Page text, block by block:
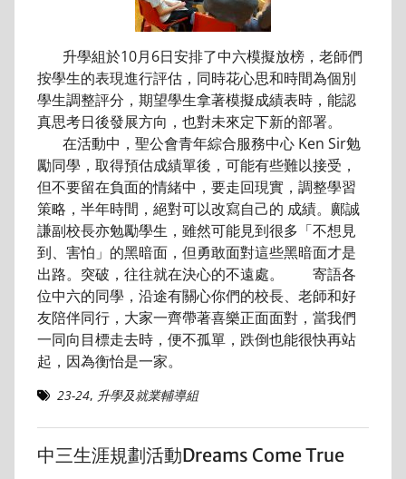
升學組於10月6日安排了中六模擬放榜，老師們
按學生的表現進行評估，同時花心思和時間為個別
學生調整評分，期望學生拿著模擬成績表時，能認
真思考日後發展方向，也對未來定下新的部署。
在活動中，聖公會青年綜合服務中心 Ken Sir勉
勵同學，取得預估成績單後，可能有些難以接受，
但不要留在負面的情緒中，要走回現實，調整學習
策略，半年時間，絕對可以改寫自己的 成績。鄺誠
謙副校長亦勉勵學生，雖然可能見到很多「不想見
到、害怕」的黑暗面，但勇敢面對這些黑暗面才是
出路。突破，往往就在決心的不遠處。 寄語各
位中六的同學，沿途有關心你們的校長、老師和好
友陪伴同行，大家一齊帶著喜樂正面面對，當我們
一同向目標走去時，便不孤單，跌倒也能很快再站
起，因為衡怡是一家。
23-24, 升學及就業輔導組
中三生涯規劃活動Dreams Come True